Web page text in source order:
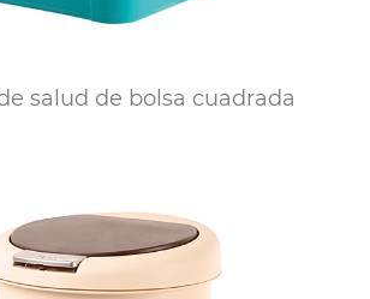
salud de bolsa cuadrada